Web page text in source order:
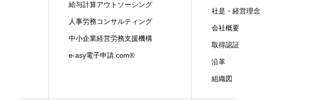
給与計算アウトソーシング
人事労務コンサルティング
中小企業経営労務支援機構
e-asy電子申請.com®
社是・経営理念
会社概要
取得認証
沿革
組織図